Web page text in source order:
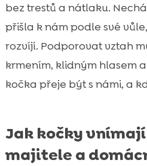
bez trestů a nátlaku.
přišla k nám podle své
rozvíjí. Podporovat vztah
krmením, klidným hlasem
kočka přeje být s námi, a
Jak kočky
majitele a